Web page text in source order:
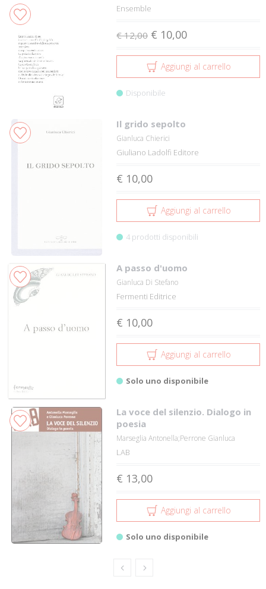
Ensemble
€ 12,00 € 10,00
Aggiungi al carrello
Disponibile
Il grido sepolto
Gianluca Chierici
Giuliano Ladolfi Editore
€ 10,00
Aggiungi al carrello
4 prodotti disponibili
A passo d'uomo
Gianluca Di Stefano
Fermenti Editrice
€ 10,00
Aggiungi al carrello
Solo uno disponibile
La voce del silenzio. Dialogo in
poesia
Marseglia Antonella;Perrone Gianluca
LAB
€ 13,00
Aggiungi al carrello
Solo uno disponibile